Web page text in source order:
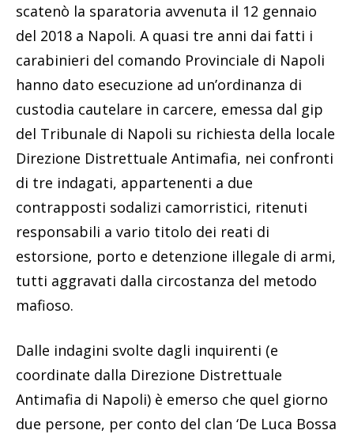
scatenò la sparatoria avvenuta il 12 gennaio
del 2018 a Napoli. A quasi tre anni dai fatti i
carabinieri del comando Provinciale di Napoli
hanno dato esecuzione ad un’ordinanza di
custodia cautelare in carcere, emessa dal gip
del Tribunale di Napoli su richiesta della locale
Direzione Distrettuale Antimafia, nei confronti
di tre indagati, appartenenti a due
contrapposti sodalizi camorristici, ritenuti
responsabili a vario titolo dei reati di
estorsione, porto e detenzione illegale di armi,
tutti aggravati dalla circostanza del metodo
mafioso.
Dalle indagini svolte dagli inquirenti (e
coordinate dalla Direzione Distrettuale
Antimafia di Napoli) è emerso che quel giorno
due persone, per conto del clan ‘De Luca Bossa